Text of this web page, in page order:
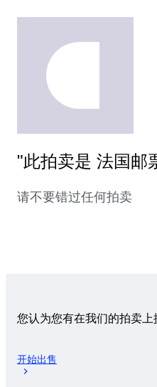
"此拍卖是 法国邮
请不要错过任何拍卖
您认为您有在我们的拍卖上
开始出售